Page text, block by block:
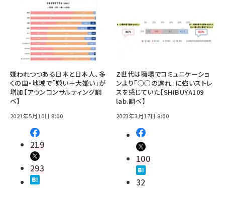
嫌われつつある日本と日本人、多
くの国・地域で「嫌い＋大嫌い」が
増加【アウンコンサルティング調
べ】
2021年5月10日 8:00
219
293
Z世代は職場でコミュニケーショ
ンより「○○の遅れ」に強いストレ
スを感じていた【SHIBUYA109
lab.調べ】
2023年3月17日 8:00
100
32